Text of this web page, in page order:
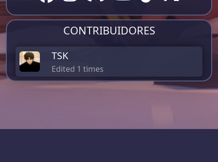
CONTRIBUIDORES
TSK
Edited 1 times